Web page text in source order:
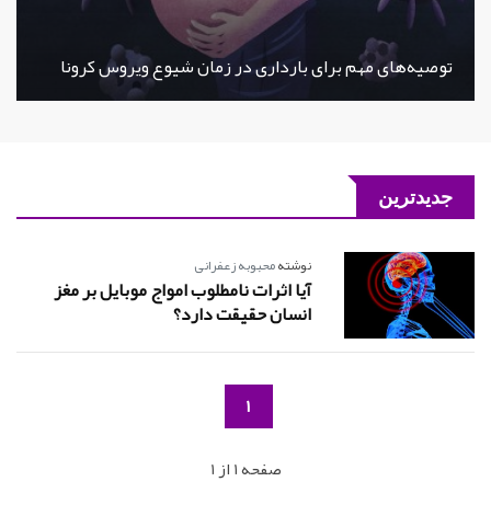
توصیه‌های مهم برای بارداری در زمان شیوع ویروس کرونا
جدیدترین
نوشتهمحبوبه زعفرانی
آیا اثرات نامطلوب امواج موبایل بر مغز
انسان حقیقت دارد؟
1
صفحه 1 از 1